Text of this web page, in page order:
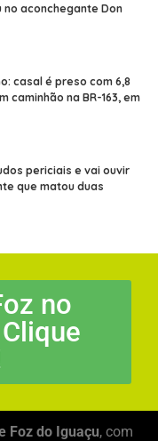
aconchegante Don
casal é preso com 6,8
caminhão na BR-163, em
periciais e vai ouvir
que matou duas
no
Foz do Iguaçu, com